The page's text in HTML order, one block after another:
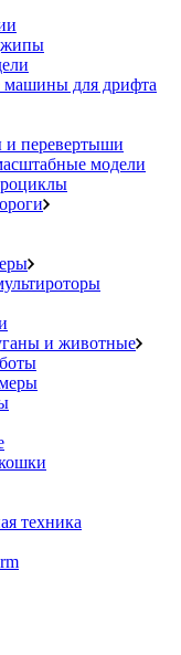
машины для дрифта
перевертыши
модели
и животные
техника